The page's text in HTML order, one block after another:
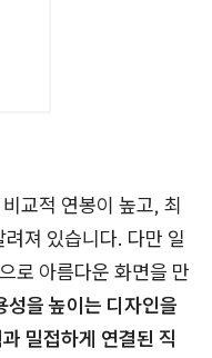
교적 연봉이 높고, 최
져 있습니다. 다만 일
로 아름다운 화면을 만
성을 높이는 디자인을
밀접하게 연결된 직